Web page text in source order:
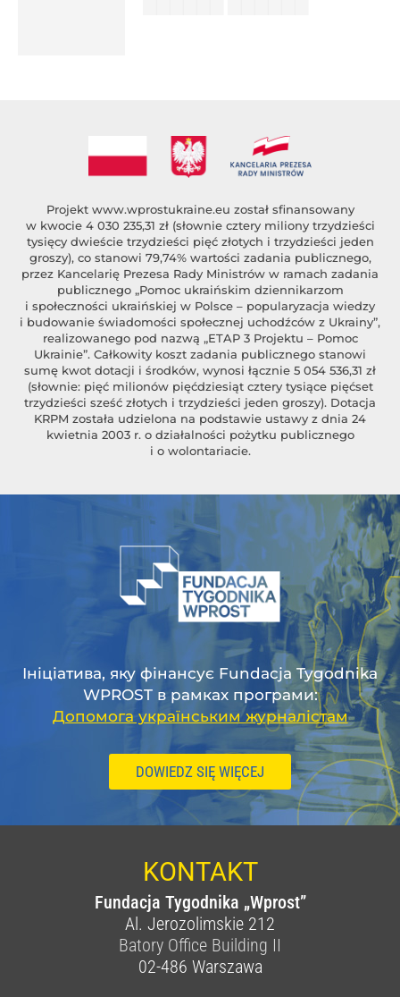
Projekt www.wprostukraine.eu został sfinansowany
w kwocie 4 030 235,31 zł (słownie cztery miliony trzydzieści
tysięcy dwieście trzydzieści pięć złotych i trzydzieści jeden
groszy), co stanowi 79,74% wartości zadania publicznego,
przez Kancelarię Prezesa Rady Ministrów w ramach zadania
publicznego „Pomoc ukraińskim dziennikarzom
i społeczności ukraińskiej w Polsce – popularyzacja wiedzy
i budowanie świadomości społecznej uchodźców z Ukrainy”,
realizowanego pod nazwą „ETAP 3 Projektu – Pomoc
Ukrainie”. Całkowity koszt zadania publicznego stanowi
sumę kwot dotacji i środków, wynosi łącznie 5 054 536,31 zł
(słownie: pięć milionów pięćdziesiąt cztery tysiące pięćset
trzydzieści sześć złotych i trzydzieści jeden groszy). Dotacja
KRPM została udzielona na podstawie ustawy z dnia 24
kwietnia 2003 r. o działalności pożytku publicznego
i o wolontariacie.
Ініціатива, яку фінансує Fundacja Tygodnika
WPROST в рамках програми:
Допомога українським журналістам
DOWIEDZ SIĘ WIĘCEJ
KONTAKT
Fundacja Tygodnika „Wprost”
Al. Jerozolimskie 212
Batory Office Building II
02-486 Warszawa